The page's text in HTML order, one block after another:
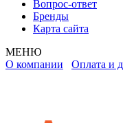
Вопрос-ответ
Бренды
Карта сайта
МЕНЮ
О компании Оплата и